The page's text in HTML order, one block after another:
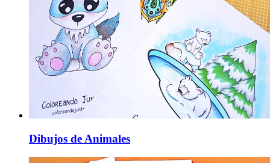
Dibujos de Animales